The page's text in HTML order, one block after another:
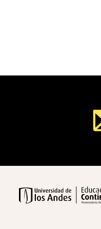
metodología del